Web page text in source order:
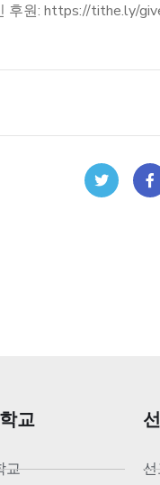
후원: https://tithe.ly/
교
교